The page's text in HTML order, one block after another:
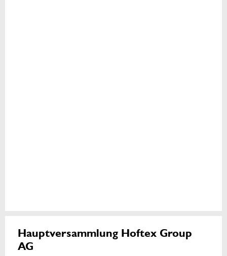
Hauptversammlung Hoftex Group
AG